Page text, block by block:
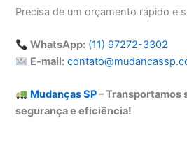
Precisa de um orçamento rápido e
WhatsApp: (11) 97272-3302
E-mail:
Mudanças SP– Transportamos
segurança e eficiência!